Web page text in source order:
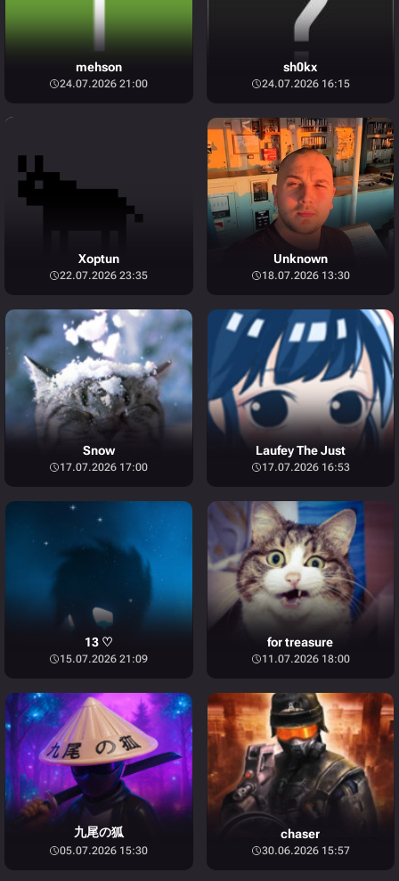
mehson
24.07.2026 21:00
sh0kx
24.07.2026 16:15
Xoptun
22.07.2026 23:35
Unknown
18.07.2026 13:30
Snow
17.07.2026 17:00
Laufey The Just
17.07.2026 16:53
13 ♡
15.07.2026 21:09
for treasure
11.07.2026 18:00
九尾の狐
05.07.2026 15:30
chaser
30.06.2026 15:57